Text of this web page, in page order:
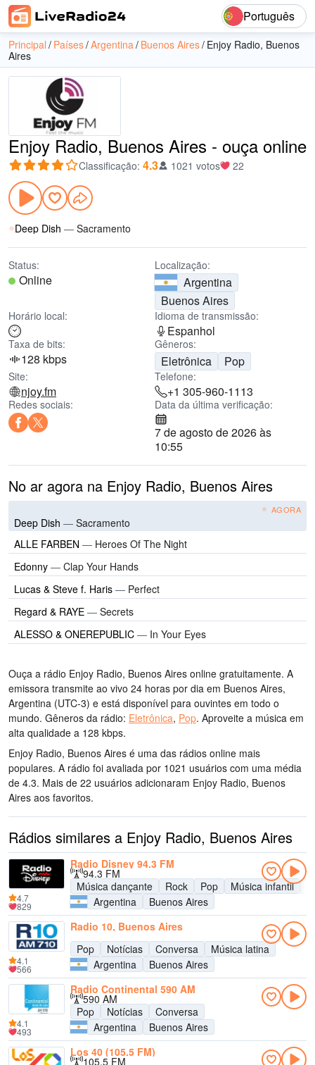
Português
Principal Países Argentina Buenos Aires Enjoy Radio, Buenos
Aires
Enjoy Radio, Buenos Aires - ouça online
Classificação: 4.3 1021 votos 22
Deep Dish — Sacramento
Status:
Online
Localização:
Argentina
Buenos Aires
Horário local: Idioma de transmissão:
Espanhol
Taxa de bits:
128 kbps
Gêneros:
Eletrônica Pop
Site:
njoy.fm
Telefone:
+1 305-960-1113
Redes sociais: Data da última verificação:
7 de agosto de 2026 às
10:55
No ar agora na Enjoy Radio, Buenos Aires
AGORA
Deep Dish — Sacramento
ALLE FARBEN — Heroes Of The Night
Edonny — Clap Your Hands
Lucas & Steve f. Haris — Perfect
Regard & RAYE — Secrets
ALESSO & ONEREPUBLIC — In Your Eyes
Ouça a rádio Enjoy Radio, Buenos Aires online gratuitamente. A
emissora transmite ao vivo 24 horas por dia em Buenos Aires,
Argentina (UTC-3) e está disponível para ouvintes em todo o
mundo. Gêneros da rádio: Eletrônica, Pop. Aproveite a música em
alta qualidade a 128 kbps.
Enjoy Radio, Buenos Aires é uma das rádios online mais
populares. A rádio foi avaliada por 1021 usuários com uma média
de 4.3. Mais de 22 usuários adicionaram Enjoy Radio, Buenos
Aires aos favoritos.
Rádios similares a Enjoy Radio, Buenos Aires
Radio Disney 94.3 FM
94.3 FM
Música dançante
Rock Pop Música infantil
Argentina
Buenos Aires
4.7
829
Radio 10, Buenos Aires
Pop
Notícias Conversa
Música latina
Argentina
Buenos Aires
4.1
566
Radio Continental 590 AM
590 AM
Pop
Notícias
Conversa
Argentina
Buenos Aires
4.1
493
Los 40 (105.5 FM)
105.5 FM